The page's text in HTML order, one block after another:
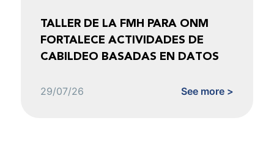
TALLER DE LA FMH PARA ONM
FORTALECE ACTIVIDADES DE
CABILDEO BASADAS EN DATOS
29/07/26 See more >